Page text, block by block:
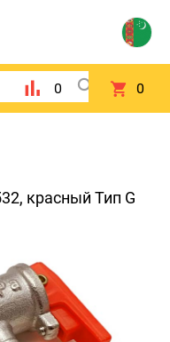
0 0
красный Тип G